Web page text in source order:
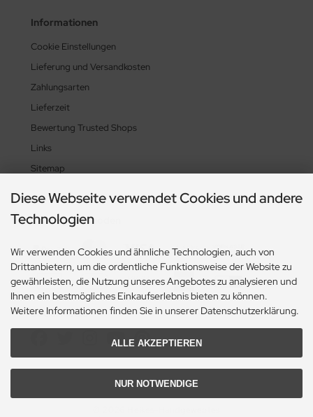
Informationen
Cookie Einstellungen
Lieferung und Versandkosten
Zahlungsarten
Lieferzeit
Bewertung Trusted Shops
Links
Sitemap
Zahlungsmethoden
Social Media
Diese Webseite verwendet Cookies und andere
Technologien
Wir verwenden Cookies und ähnliche Technologien, auch von
Drittanbietern, um die ordentliche Funktionsweise der Website zu
gewährleisten, die Nutzung unseres Angebotes zu analysieren und
Ihnen ein bestmögliches Einkaufserlebnis bieten zu können.
Weitere Informationen finden Sie in unserer Datenschutzerklärung.
ALLE AKZEPTIEREN
NUR NOTWENDIGE